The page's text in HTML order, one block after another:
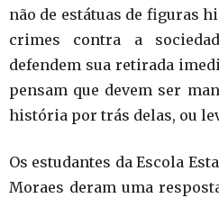
não de estátuas de figuras
crimes contra a
defendem sua retirada
pensam que devem ser
história por trás delas, ou
Os estudantes da Escola
Moraes deram uma